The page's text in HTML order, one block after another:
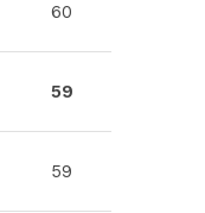
60
59
59